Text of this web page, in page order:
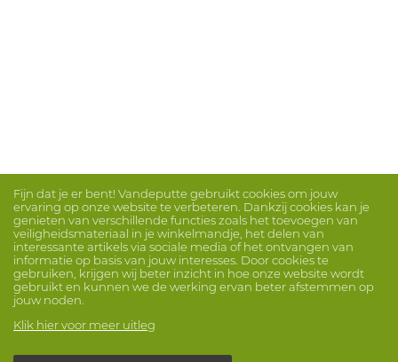
Fijn dat je er bent! Vandeputte gebruikt cookies om jouw
ervaring op onze website te verbeteren. Dankzij cookies kan je
genieten van verschillende functies zoals het toevoegen van
veiligheidsmateriaal in je winkelmandje, het delen van
interessante artikels via sociale media of het ontvangen van
informatie op basis van jouw interesses. Door cookies te
gebruiken, krijgen wij beter inzicht in hoe onze website wordt
gebruikt en kunnen we de werking ervan beter afstemmen op
jouw noden.
Klik hier voor meer uitleg